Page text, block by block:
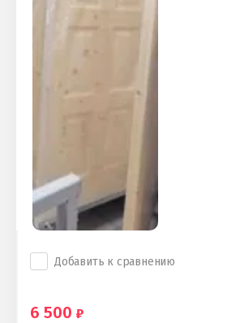
Добавить к сравнению
6 500